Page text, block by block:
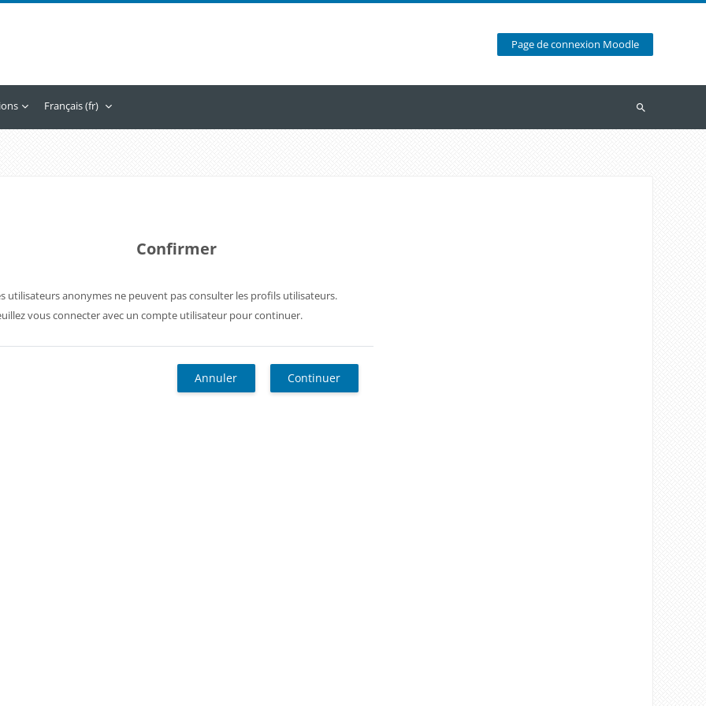
Page de connexion Moodle
Français ‎(fr)‎
Recherche
Confirmer
utilisateurs anonymes ne peuvent pas consulter les profils utilisateurs.
vous connecter avec un compte utilisateur pour continuer.
Annuler Continuer